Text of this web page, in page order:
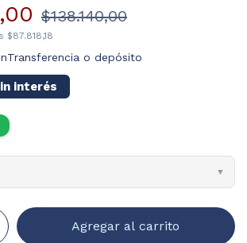
$138.140,00
$87.818,18
Transferencia o depósito
interés
▼
54mm
40mm
19mm